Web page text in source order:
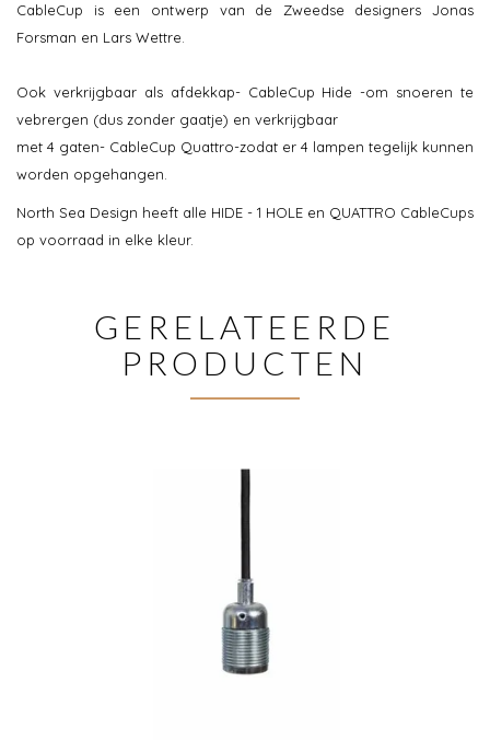
CableCup is een ontwerp van de Zweedse designers Jonas
Forsman en Lars Wettre.
Ook verkrijgbaar als afdekkap- CableCup Hide -om snoeren te
vebrergen (dus zonder gaatje) en verkrijgbaar
met 4 gaten- CableCup Quattro-zodat er 4 lampen tegelijk kunnen
worden opgehangen.
North Sea Design heeft alle HIDE - 1 HOLE en QUATTRO CableCups
op voorraad in elke kleur.
GERELATEERDE
PRODUCTEN